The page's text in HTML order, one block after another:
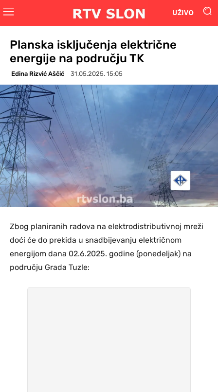
UŽIVO
Planska isključenja električne
energije na području TK
Edina Rizvić Aščić 31.05.2025. 15:05
Zbog planiranih radova na elektrodistributivnoj mreži
doći će do prekida u snadbijevanju električnom
energijom dana 02.6.2025. godine (ponedeljak) na
području Grada Tuzle: